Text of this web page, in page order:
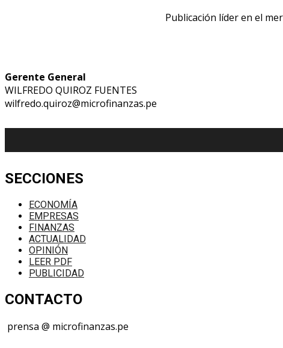
Publicación líder en el
Gerente General
WILFREDO QUIROZ FUENTES
wilfredo.quiroz@microfinanzas.pe
SECCIONES
ECONOMÍA
EMPRESAS
FINANZAS
ACTUALIDAD
OPINIÓN
LEER PDF
PUBLICIDAD
CONTACTO
prensa @ microfinanzas.pe